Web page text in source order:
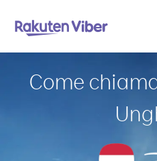
Come